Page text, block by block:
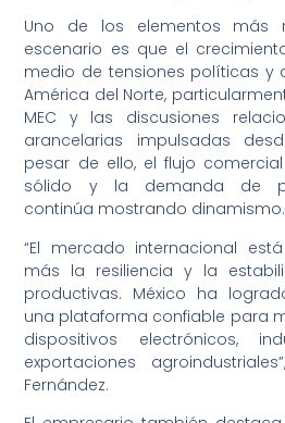
Uno de los elementos más
escenario es que el
medio de tensiones políticas y
América del Norte,
MEC y las discusiones
arancelarias impulsadas
pesar de ello, el flujo
sólido y la demanda de
continúa mostrando dinamismo.
“El mercado internacional
más la resiliencia y la
productivas. México ha
una plataforma confiable para
dispositivos electrónicos,
exportaciones
Fernández.